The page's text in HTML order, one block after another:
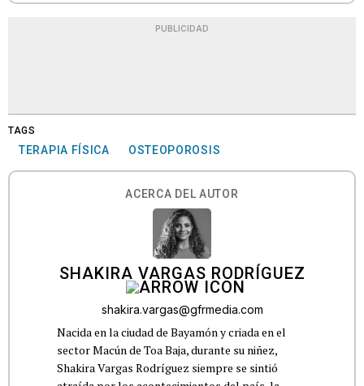
PUBLICIDAD
TAGS
TERAPIA FÍSICA OSTEOPOROSIS
ACERCA DEL AUTOR
SHAKIRA VARGAS RODRÍGUEZ
shakira.vargas@gfrmedia.com
Nacida en la ciudad de Bayamón y criada en el
sector Macún de Toa Baja, durante su niñez,
Shakira Vargas Rodríguez siempre se sintió